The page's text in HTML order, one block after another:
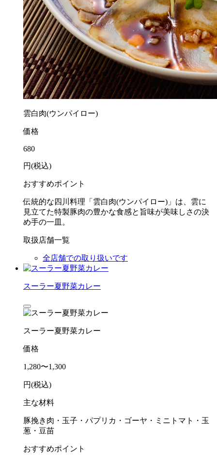
雲白肉(ウンパイロー)
価格
680
円(税込)
おすすめポイント
伝統的な四川料理「雲白肉(ウンパイロー)」は、雲に
見立てた特製豚肉の豊かな食感と旨味が美味しさの決
め手の一皿。
取扱店舗一覧
全店舗での取り扱いです
スーラー夏野菜カレー
スーラー夏野菜カレー
価格
1,280〜1,300
円(税込)
主な材料
豚挽き肉・玉子・パプリカ・ゴーヤ・ミニトマト・玉
葱・豆苗
おすすめポイント